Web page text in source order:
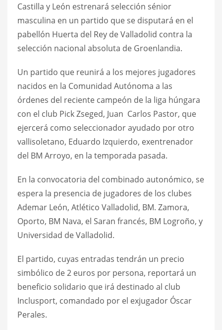
Castilla y León estrenará selección sénior
masculina en un partido que se disputará en el
pabellón Huerta del Rey de Valladolid contra la
selección nacional absoluta de Groenlandia.
Un partido que reunirá a los mejores jugadores
nacidos en la Comunidad Autónoma a las
órdenes del reciente campeón de la liga húngara
con el club Pick Zseged, Juan Carlos Pastor, que
ejercerá como seleccionador ayudado por otro
vallisoletano, Eduardo Izquierdo, exentrenador
del BM Arroyo, en la temporada pasada.
En la convocatoria del combinado autonómico, se
espera la presencia de jugadores de los clubes
Ademar León, Atlético Valladolid, BM. Zamora,
Oporto, BM Nava, el Saran francés, BM Logroño, y
Universidad de Valladolid.
El partido, cuyas entradas tendrán un precio
simbólico de 2 euros por persona, reportará un
beneficio solidario que irá destinado al club
Inclusport, comandado por el exjugador Óscar
Perales.